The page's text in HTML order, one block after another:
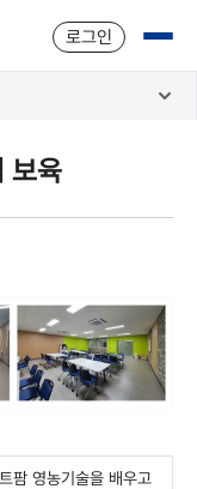
로그인
보육
팜 영농기술을 배우고